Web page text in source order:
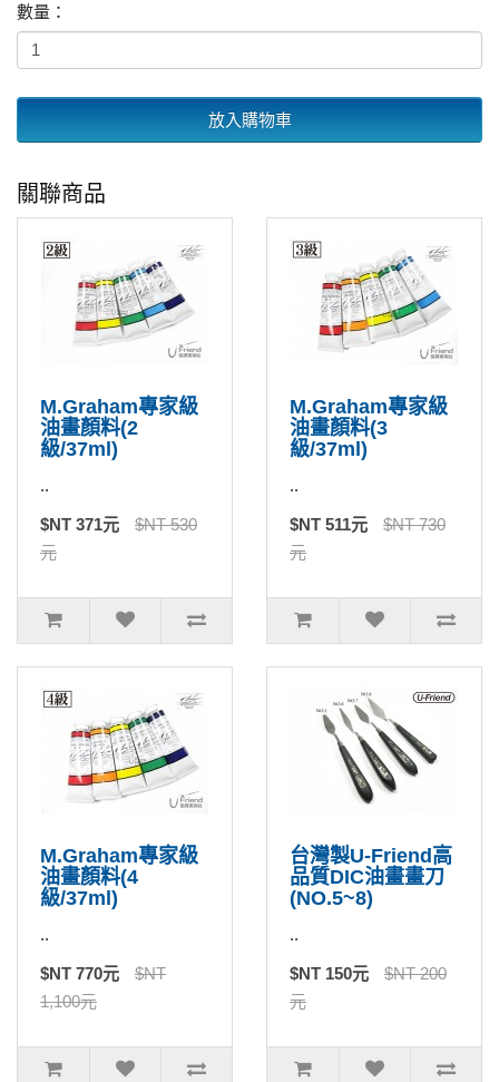
數量：
放入購物車
關聯商品
M.Graham專家級
油畫顏料(2
級/37ml)
..
$NT 371元
$NT 530
元
M.Graham專家級
油畫顏料(3
級/37ml)
..
$NT 511元
$NT 730
元
M.Graham專家級
油畫顏料(4
級/37ml)
..
$NT 770元
$NT
1,100元
台灣製U-Friend高
品質DIC油畫畫刀
(NO.5~8)
..
$NT 150元
$NT 200
元